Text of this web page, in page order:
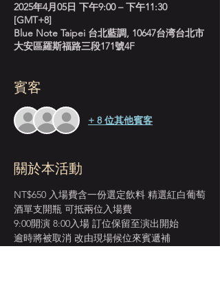
2025年4月05日 下午9:00 – 下午11:30
[GMT+8]
Blue Note Taipei 台北藍調, 10647台湾台北市
大安區羅斯福路三段171號4F
賓客
+ 8 位其他賓客
關於本活動
NT$650 入場費含一份選定飲料 精選紅白葡萄
酒單支開瓶 可抵兩位入場費
9:00開演 8:00入場 訂位保留至演出開始
逾時將被取消 改由現場候位來賓遞補